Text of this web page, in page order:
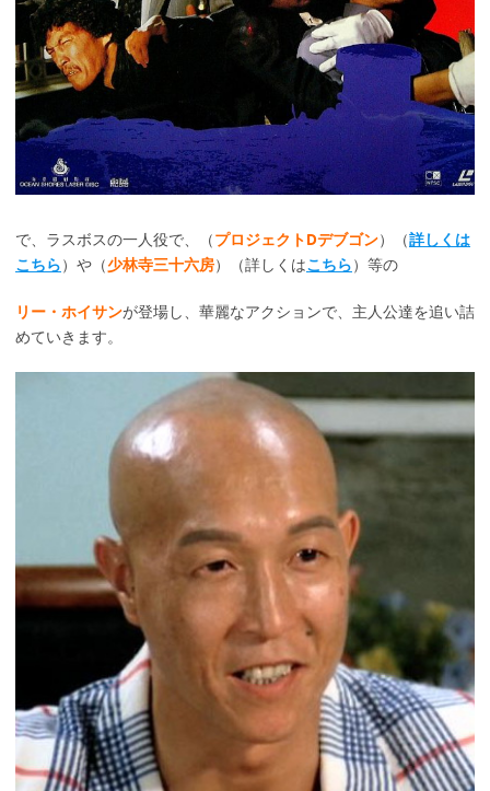
で、ラスボスの一人役で、（プロジェクトDデブゴン）（詳しくは
こちら）や（少林寺三十六房）（詳しくはこちら）等の
リー・ホイサンが登場し、華麗なアクションで、主人公達を追い詰
めていきます。